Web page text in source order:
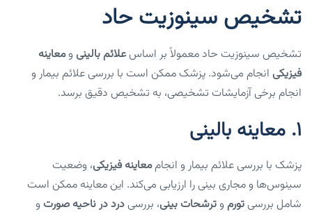
تشخیص سینوزیت حاد
تشخیص سینوزیت حاد معمولاً بر اساسعلائم بالینی ومعاینه
فیزیکی انجام می‌شود. پزشک ممکن است با بررسی علائم بیمار و
انجام برخی آزمایشات تشخیصی، به تشخیص دقیق برسد.
1. معاینه بالینی
پزشک با بررسی علائم بیمار و انجاممعاینه فیزیکی، وضعیت
سینوس‌ها و مجاری بینی را ارزیابی می‌کند. این معاینه ممکن است
شامل بررسیتورم و ترشحات بینی، بررسیدرد در ناحیه صورت و